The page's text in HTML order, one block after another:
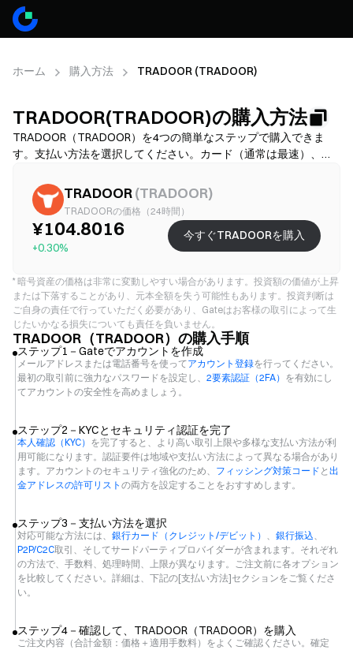
ホーム 購入方法 TRADOOR (TRADOOR)
TRADOOR(TRADOOR)の購入方法
TRADOOR（TRADOOR）を4つの簡単なステップで購入できま
す。支払い方法を選択してください。カード（通常は最速）、銀
ります）、またはP2P/C2C（選択肢は多いですが、詐欺リスクが
高いです）から選び、その後、総コスト（提供業者手数料＋スプ
レッド）を確認し、必要に応じてKYCを完了し、2FAでアカウント
を保護してください。利用可能性、上限、手数料、処理時間は地
域と提供業者により異なります。
TRADOOR(TRADOOR)
TRADOORの価格（24時間）
¥104.8016
+0.30%
今すぐTRADOORを購入
* 暗号資産の価格は非常に変動しやすい場合があります。投資額の価値が上昇
または下落することがあり、元本全額を失う可能性もあります。投資判断は
ご自身の責任で行っていただく必要があり、Gateはお客様の取引によって生
じたいかなる損失についても責任を負いません。
TRADOOR（TRADOOR）の購入手順
ステップ1－Gateでアカウントを作成
メールアドレスまたは電話番号を使ってアカウント登録を行ってください。
最初の取引前に強力なパスワードを設定し、 2要素認証（2FA） を有効にし
てアカウントの安全性を高めましょう。
ステップ2－KYCとセキュリティ認証を完了
本人確認（KYC） を完了すると、より高い取引上限や多様な支払い方法が利
用可能になります。認証要件は地域や支払い方法によって異なる場合があり
ます。アカウントのセキュリティ強化のため、 フィッシング対策コード と 出
金アドレスの許可リスト の両方を設定することをおすすめします。
ステップ3－支払い方法を選択
対応可能な方法には、 銀行カード（クレジット/デビット） 、 銀行振込、
P2P/C2C取引、そしてサードパーティプロバイダーが含まれます。それぞれ
の方法で、手数料、処理時間、上限が異なります。ご注文前に各オプション
を比較してください。詳細は、下記の[支払い方法]セクションをご覧くださ
い。
ステップ4－確認して、TRADOOR（TRADOOR）を購入
ご注文内容（合計金額：価格＋適用手数料）をよくご確認ください。確定